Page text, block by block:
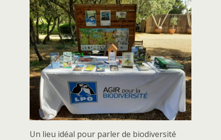
Un lieu idéal pour parler de biodiversité